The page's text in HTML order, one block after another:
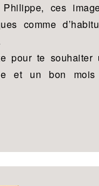
Philippe, ces
comme
pour te souhaiter
et un bon mois